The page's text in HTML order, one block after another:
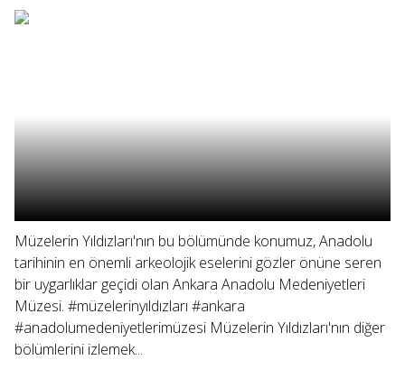
Müzelerin Yıldızları'nın bu bölümünde konumuz, Anadolu
tarihinin en önemli arkeolojik eselerini gözler önüne seren
bir uygarlıklar geçidi olan Ankara Anadolu Medeniyetleri
Müzesi. #müzelerinyıldızları #ankara
#anadolumedeniyetlerimüzesi Müzelerin Yıldızları'nın diğer
bölümlerini izlemek...